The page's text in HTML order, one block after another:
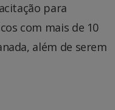
para
com mais de 10
além de serem